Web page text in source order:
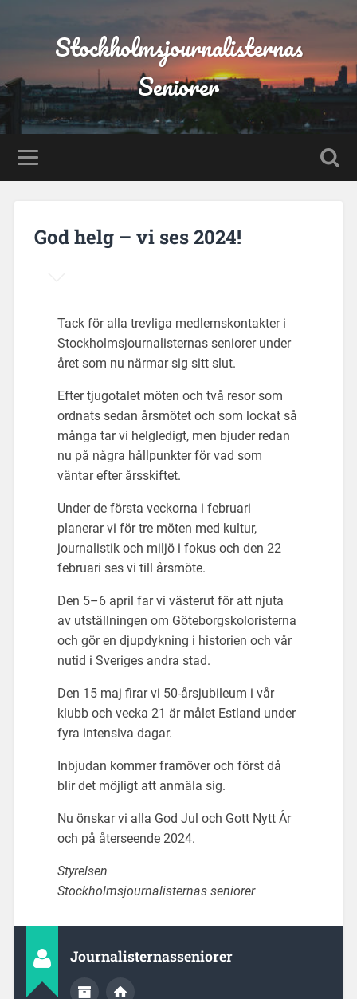
Stockholmsjournalisternas
Seniorer
God helg – vi ses 2024!
Tack för alla trevliga medlemskontakter i
Stockholmsjournalisternas seniorer under
året som nu närmar sig sitt slut.
Efter tjugotalet möten och två resor som
ordnats sedan årsmötet och som lockat så
många tar vi helgledigt, men bjuder redan
nu på några hållpunkter för vad som
väntar efter årsskiftet.
Under de första veckorna i februari
planerar vi för tre möten med kultur,
journalistik och miljö i fokus och den 22
februari ses vi till årsmöte.
Den 5–6 april far vi västerut för att njuta
av utställningen om Göteborgskoloristerna
och gör en djupdykning i historien och vår
nutid i Sveriges andra stad.
Den 15 maj firar vi 50-årsjubileum i vår
klubb och vecka 21 är målet Estland under
fyra intensiva dagar.
Inbjudan kommer framöver och först då
blir det möjligt att anmäla sig.
Nu önskar vi alla God Jul och Gott Nytt År
och på återseende 2024.
Styrelsen
Stockholmsjournalisternas seniorer
Journalisternasseniorer